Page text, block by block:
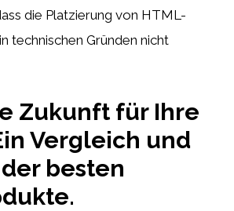
die Platzierung von HTML-
technischen Gründen nicht
Zukunft für Ihre
Vergleich und
besten